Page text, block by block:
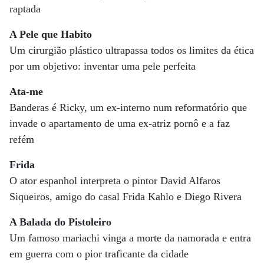
raptada
A Pele que Habito
Um cirurgião plástico ultrapassa todos os limites da ética
por um objetivo: inventar uma pele perfeita
Ata-me
Banderas é Ricky, um ex-interno num reformatório que
invade o apartamento de uma ex-atriz pornô e a faz
refém
Frida
O ator espanhol interpreta o pintor David Alfaros
Siqueiros, amigo do casal Frida Kahlo e Diego Rivera
A Balada do Pistoleiro
Um famoso mariachi vinga a morte da namorada e entra
em guerra com o pior traficante da cidade